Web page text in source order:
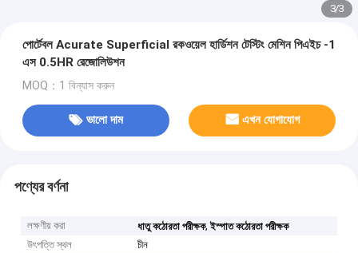
1/3
পোর্টেবল Acurate Superficial রকওয়েল হার্ডিশন টেস্টিং মেশিন পিএইচ -1
এস 0.5HR রেজোলিউশন
MOQ：1 বিন্যাস করুন
ভালো দাম এখন যোগাযোগ
পণ্যের বর্ণনা
লক্ষণীয় করা ধাতু কঠোরতা পরীক্ষক,ইস্পাত কঠোরতা পরীক্ষক
উৎপত্তি স্থল
চীন